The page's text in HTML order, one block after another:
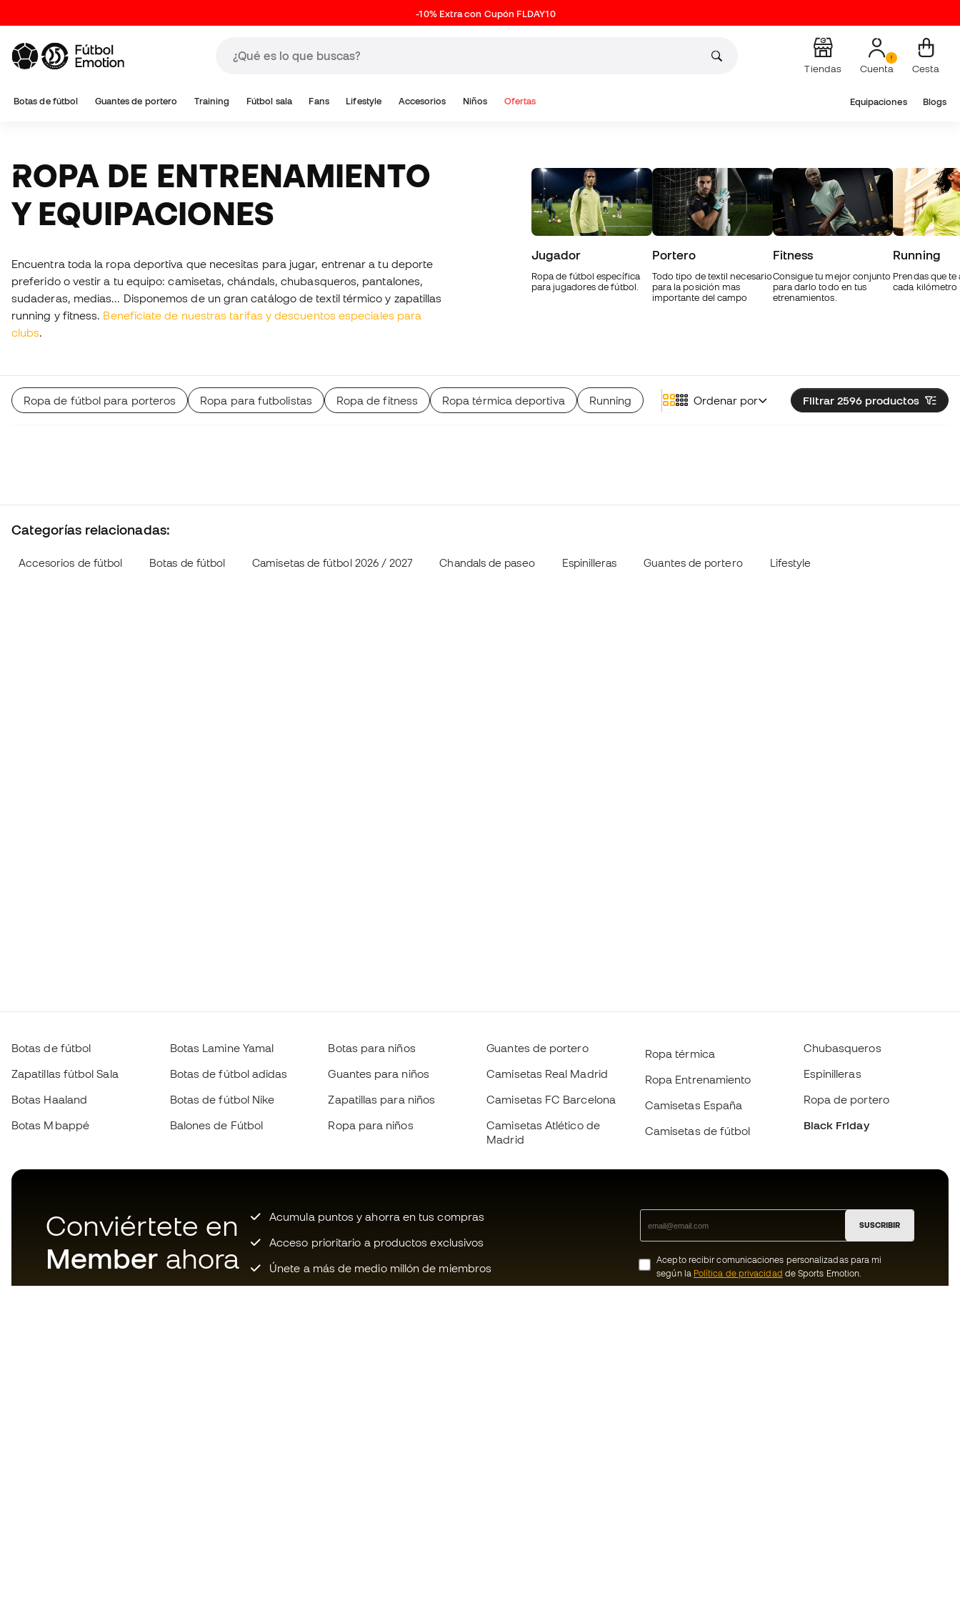
-10% Extra con Cupón FLDAY10
Tiendas Cuenta Cesta
Botas de fútbol Guantes de portero Training Fútbol sala Fans Lifestyle Accesorios Niños Ofertas Equipaciones Blogs
ROPA DE ENTRENAMIENTO
Y EQUIPACIONES
Encuentra toda la ropa deportiva que necesitas para jugar, entrenar a tu deporte
preferido o vestir a tu equipo: camisetas, chándals, chubasqueros, pantalones,
sudaderas, medias... Disponemos de un gran catálogo de textil térmico y zapatillas
running y fitness. Benefíciate de nuestras tarifas y descuentos especiales para
clubs.
Jugador
Ropa de fútbol específica
para jugadores de fútbol.
Portero
Todo tipo de textil necesario
para la posición mas
importante del campo
Fitness
Consigue tu mejor conjunto
para darlo todo en tus
etrenamientos.
Running
Prendas que
cada kilómetro
Filtrar 2596 productos
Ordenar por
Ropa de fútbol para porteros Ropa para futbolistas Ropa de fitness Ropa térmica deportiva Running
Categorías relacionadas:
Accesorios de fútbol Botas de fútbol Camisetas de fútbol 2026 / 2027 Chandals de paseo Espinilleras Guantes de portero Lifestyle
Botas de fútbol
Zapatillas fútbol Sala
Botas Haaland
Botas Mbappé
Botas Lamine Yamal
Botas de fútbol adidas
Botas de fútbol Nike
Balones de Fútbol
Botas para niños
Guantes para niños
Zapatillas para niños
Ropa para niños
Guantes de portero
Camisetas Real Madrid
Camisetas FC Barcelona
Camisetas Atlético de
Madrid
Ropa térmica
Ropa Entrenamiento
Camisetas España
Camisetas de fútbol
Chubasqueros
Espinilleras
Ropa de portero
Black Friday
Conviértete en
Member ahora
Acumula puntos y ahorra en tus compras
Acceso prioritario a productos exclusivos
Únete a más de medio millón de miembros
SUSCRIBIR
Acepto recibir comunicaciones personalizadas para mi
según la Política de privacidad de Sports Emotion.